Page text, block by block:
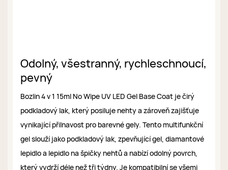
Odolný, všestranný, rychleschnoucí,
pevný
Bozlin 4 v 1 15ml No Wipe UV LED Gel Base Coat je čirý
podkladový lak, který posiluje nehty a zároveň zajišťuje
vynikající přilnavost pro barevné gely. Tento multifunkční
gel slouží jako podkladový lak, zpevňující gel, diamantové
lepidlo a lepidlo na špičky nehtů a nabízí odolný povrch,
který vydrží déle než tři týdny. Je kompatibilní se všemi